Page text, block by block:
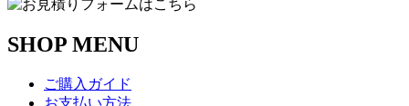
SHOP MENU
ご購入ガイド